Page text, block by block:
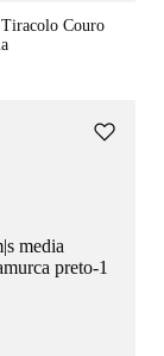
Couro